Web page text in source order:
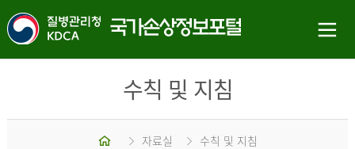
수칙 및 지침
자료실 수칙 및 지침